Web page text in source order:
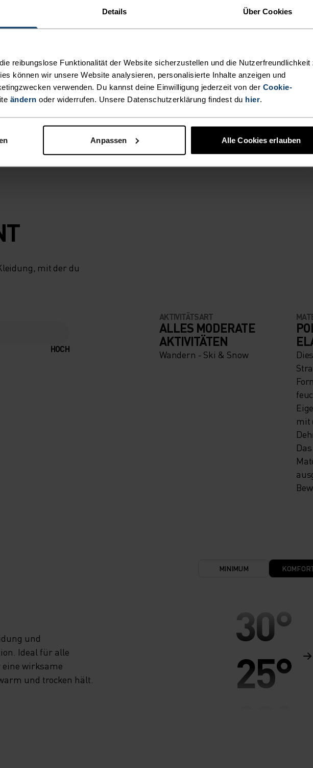
Details Über Cookies
reibungslose Funktionalität der Website sicherzustellen und die Nutzerfreundlichkeit
können wir unsere Website analysieren, personalisierte Inhalte anzeigen und
verwenden. Du kannst deine Einwilligung jederzeit von der Cookie-
ändern oder widerrufen. Unsere Datenschutzerklärung findest du hier.
Anpassen Alle Cookies erlauben
- diese
Outfit
aus
Freiheit,
und
Sie wird
in Europa
auf diesen
kalt wird. Damit
bist.
mit der du
HOCH
AKTIVITÄTSART
ALLES MODERATE
AKTIVITÄTEN
Wandern - Ski & Snow
mit
und
Ideal für alle
wirksame
und trocken hält.
MINIMUM
30°
25°